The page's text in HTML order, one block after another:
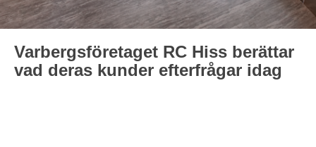
Varbergsföretaget RC Hiss berättar
vad deras kunder efterfrågar idag